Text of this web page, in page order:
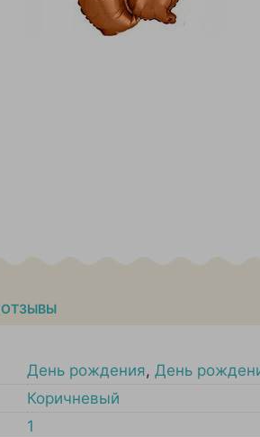
ОТЗЫВЫ
День рождения, День
Коричневый
1